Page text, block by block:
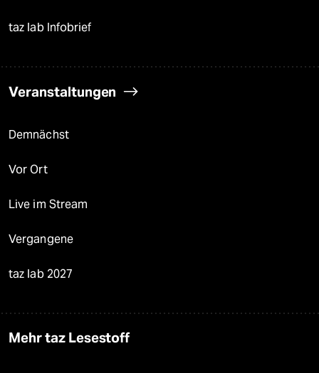
taz lab Infobrief
Veranstaltungen
Demnächst
Vor Ort
Live im Stream
Vergangene
taz lab 2027
Mehr taz Lesestoff